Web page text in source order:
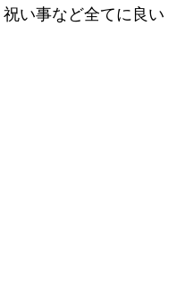
い事など全てに良い